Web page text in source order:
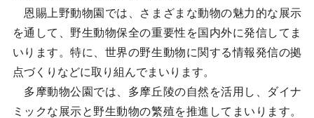
恩賜上野動物園では、さまざまな動物の魅力的な展示
を通して、野生動物保全の重要性を国内外に発信してま
いります。特に、世界の野生動物に関する情報発信の拠
点づくりなどに取り組んでまいります。
多摩動物公園では、多摩丘陵の自然を活用し、ダイナ
ミックな展示と野生動物の繁殖を推進してまいります。